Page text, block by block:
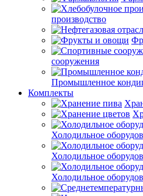
производство
сооружения
Промышленное
Комплекты
Холодильное
Холодильное
Холодильное